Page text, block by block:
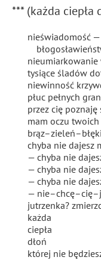
*** (każda ciepła
nieświadomość
tysiące śladów
niewinność
płuc pełnych
przez cię
mam oczu
chyba nie dajesz
— chyba nie
— chyba nie
— chyba nie
—
jutrzenka?
każda
ciepła
dłoń
której nie